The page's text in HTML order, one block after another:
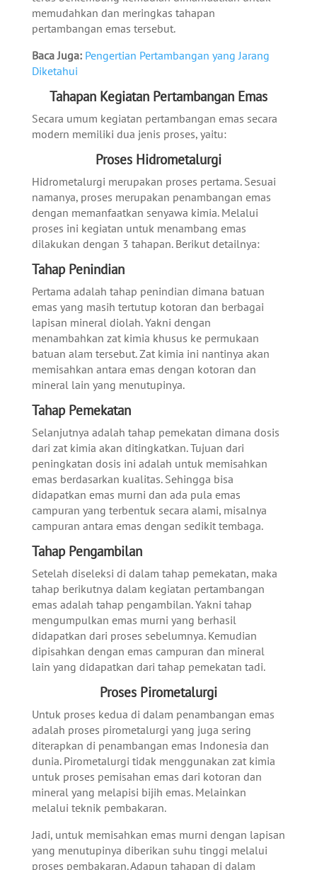
memudahkan dan meringkas tahapan
pertambangan emas tersebut.
Baca Juga: Pengertian Pertambangan yang Jarang
Diketahui
Tahapan Kegiatan Pertambangan Emas
Secara umum kegiatan pertambangan emas secara
modern memiliki dua jenis proses, yaitu:
Proses Hidrometalurgi
Hidrometalurgi merupakan proses pertama. Sesuai
namanya, proses merupakan penambangan emas
dengan memanfaatkan senyawa kimia. Melalui
proses ini kegiatan untuk menambang emas
dilakukan dengan 3 tahapan. Berikut detailnya:
Tahap Penindian
Pertama adalah tahap penindian dimana batuan
emas yang masih tertutup kotoran dan berbagai
lapisan mineral diolah. Yakni dengan
menambahkan zat kimia khusus ke permukaan
batuan alam tersebut. Zat kimia ini nantinya akan
memisahkan antara emas dengan kotoran dan
mineral lain yang menutupinya.
Tahap Pemekatan
Selanjutnya adalah tahap pemekatan dimana dosis
dari zat kimia akan ditingkatkan. Tujuan dari
peningkatan dosis ini adalah untuk memisahkan
emas berdasarkan kualitas. Sehingga bisa
didapatkan emas murni dan ada pula emas
campuran yang terbentuk secara alami, misalnya
campuran antara emas dengan sedikit tembaga.
Tahap Pengambilan
Setelah diseleksi di dalam tahap pemekatan, maka
tahap berikutnya dalam kegiatan pertambangan
emas adalah tahap pengambilan. Yakni tahap
mengumpulkan emas murni yang berhasil
didapatkan dari proses sebelumnya. Kemudian
dipisahkan dengan emas campuran dan mineral
lain yang didapatkan dari tahap pemekatan tadi.
Proses Pirometalurgi
Untuk proses kedua di dalam penambangan emas
adalah proses pirometalurgi yang juga sering
diterapkan di penambangan emas Indonesia dan
dunia. Pirometalurgi tidak menggunakan zat kimia
untuk proses pemisahan emas dari kotoran dan
mineral yang melapisi bijih emas. Melainkan
melalui teknik pembakaran.
Jadi, untuk memisahkan emas murni dengan lapisan
yang menutupinya diberikan suhu tinggi melalui
proses pembakaran. Adapun tahapan di dalam